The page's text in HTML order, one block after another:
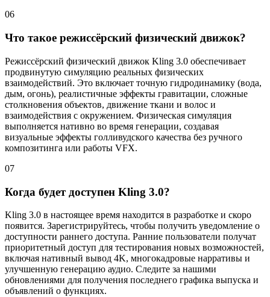
06
Что такое режиссёрский физический движок?
Режиссёрский физический движок Kling 3.0 обеспечивает
продвинутую симуляцию реальных физических
взаимодействий. Это включает точную гидродинамику (вода,
дым, огонь), реалистичные эффекты гравитации, сложные
столкновения объектов, движение ткани и волос и
взаимодействия с окружением. Физическая симуляция
выполняется нативно во время генерации, создавая
визуальные эффекты голливудского качества без ручного
композитинга или работы VFX.
07
Когда будет доступен Kling 3.0?
Kling 3.0 в настоящее время находится в разработке и скоро
появится. Зарегистрируйтесь, чтобы получить уведомление о
доступности раннего доступа. Ранние пользователи получат
приоритетный доступ для тестирования новых возможностей,
включая нативный вывод 4K, многокадровые нарративы и
улучшенную генерацию аудио. Следите за нашими
обновлениями для получения последнего графика выпуска и
объявлений о функциях.